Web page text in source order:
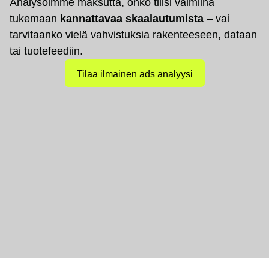
Analysoimme maksutta, onko tilisi valmiina
tukemaan kannattavaa skaalautumista – vai
tarvitaanko vielä vahvistuksia rakenteeseen, dataan
tai tuotefeediin.
Tilaa ilmainen ads analyysi